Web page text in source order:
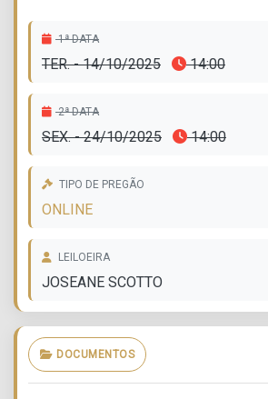
1ª DATA
TER. - 14/10/2025 14:00
2ª DATA
SEX. - 24/10/2025 14:00
TIPO DE PREGÃO
ONLINE
LEILOEIRA
JOSEANE SCOTTO
DOCUMENTOS